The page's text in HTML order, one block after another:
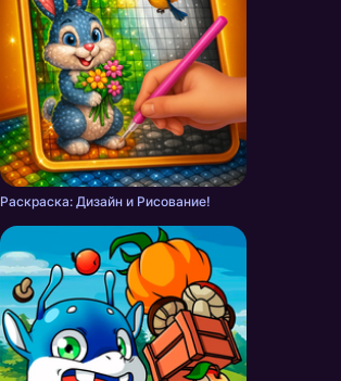
Раскраска: Дизайн и Рисование!